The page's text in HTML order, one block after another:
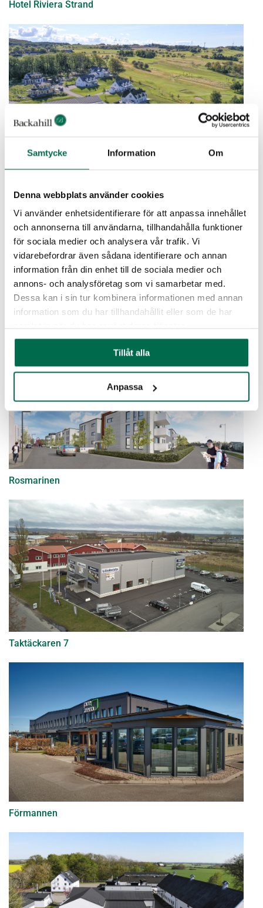
Samtycke Information Om
Denna webbplats använder cookies
Vi använder enhetsidentifierare för att anpassa innehållet
och annonserna till användarna, tillhandahålla funktioner
för sociala medier och analysera vår trafik. Vi
vidarebefordrar även sådana identifierare och annan
information från din enhet till de sociala medier och
annons- och analysföretag som vi samarbetar med.
Dessa kan i sin tur kombinera informationen med annan
information som du har tillhandahållit eller som de har
Tillåt alla
Anpassa
Hotel Riviera Strand
Apelrydsskolan
Rosmarinen
Taktäckaren 7
Förmannen